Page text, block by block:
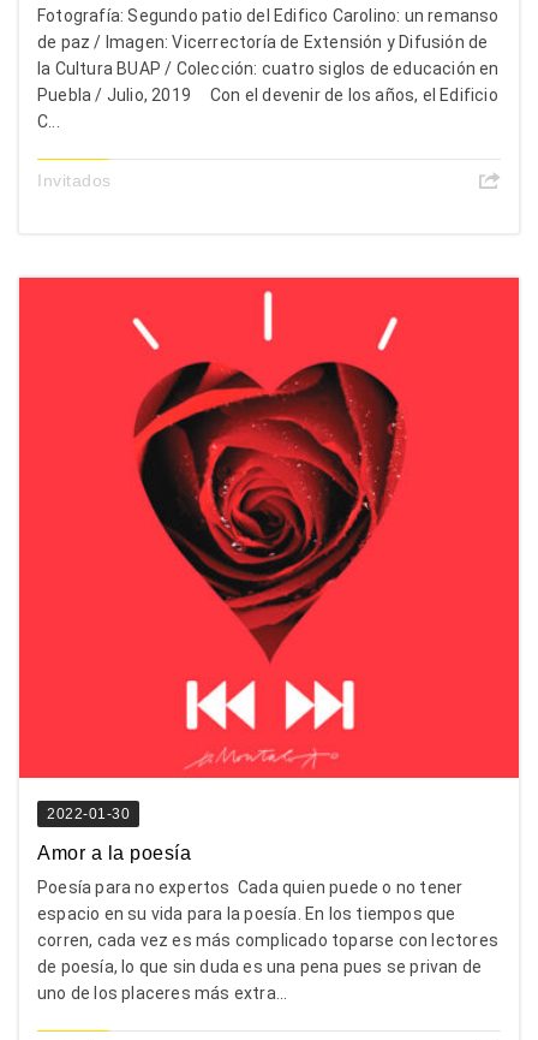
Fotografía: Segundo patio del Edifico Carolino: un remanso
de paz / Imagen: Vicerrectoría de Extensión y Difusión de
la Cultura BUAP / Colección: cuatro siglos de educación en
Puebla / Julio, 2019 Con el devenir de los años, el Edificio
C...
Invitados
2022-01-30
Amor a la poesía
Poesía para no expertos Cada quien puede o no tener
espacio en su vida para la poesía. En los tiempos que
corren, cada vez es más complicado toparse con lectores
de poesía, lo que sin duda es una pena pues se privan de
uno de los placeres más extra...